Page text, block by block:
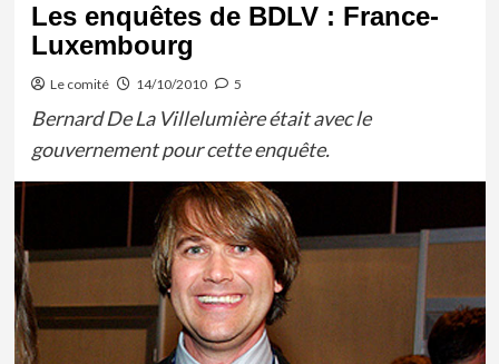
Les enquêtes de BDLV : France-
Luxembourg
Le comité 14/10/2010 5
Bernard De La Villelumière était avec le
gouvernement pour cette enquête.